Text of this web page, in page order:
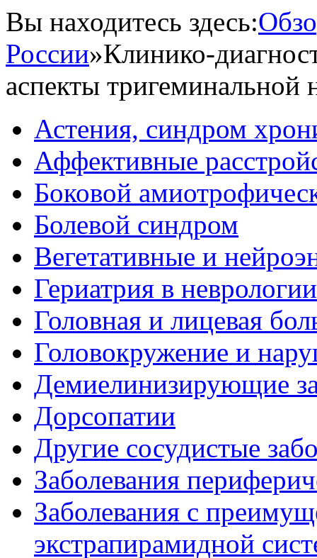
Вы находитесь здесь:
России»Клинико-
аспекты тригеминальной
Астения, синдром
Аффективные
Боковой
Болевой синдром
Вегетативные и
Гериатрия в неврологии
Головная и лицевая
Головокружение и
Демиелинизирующие
Дорсопатии
Другие сосудистые
Заболевания
Заболевания с
экстрапирамидной